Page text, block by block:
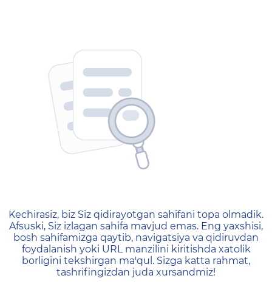
404 — Страница не
Kechirasiz, biz Siz qidirayotgan sahifani topa olmadik.
Afsuski, Siz izlagan sahifa mavjud emas. Eng yaxshisi,
bosh sahifamizga qaytib, navigatsiya va qidiruvdan
foydalanish yoki URL manzilini kiritishda xatolik
borligini tekshirgan ma'qul. Sizga katta rahmat,
tashrifingizdan juda xursandmiz!